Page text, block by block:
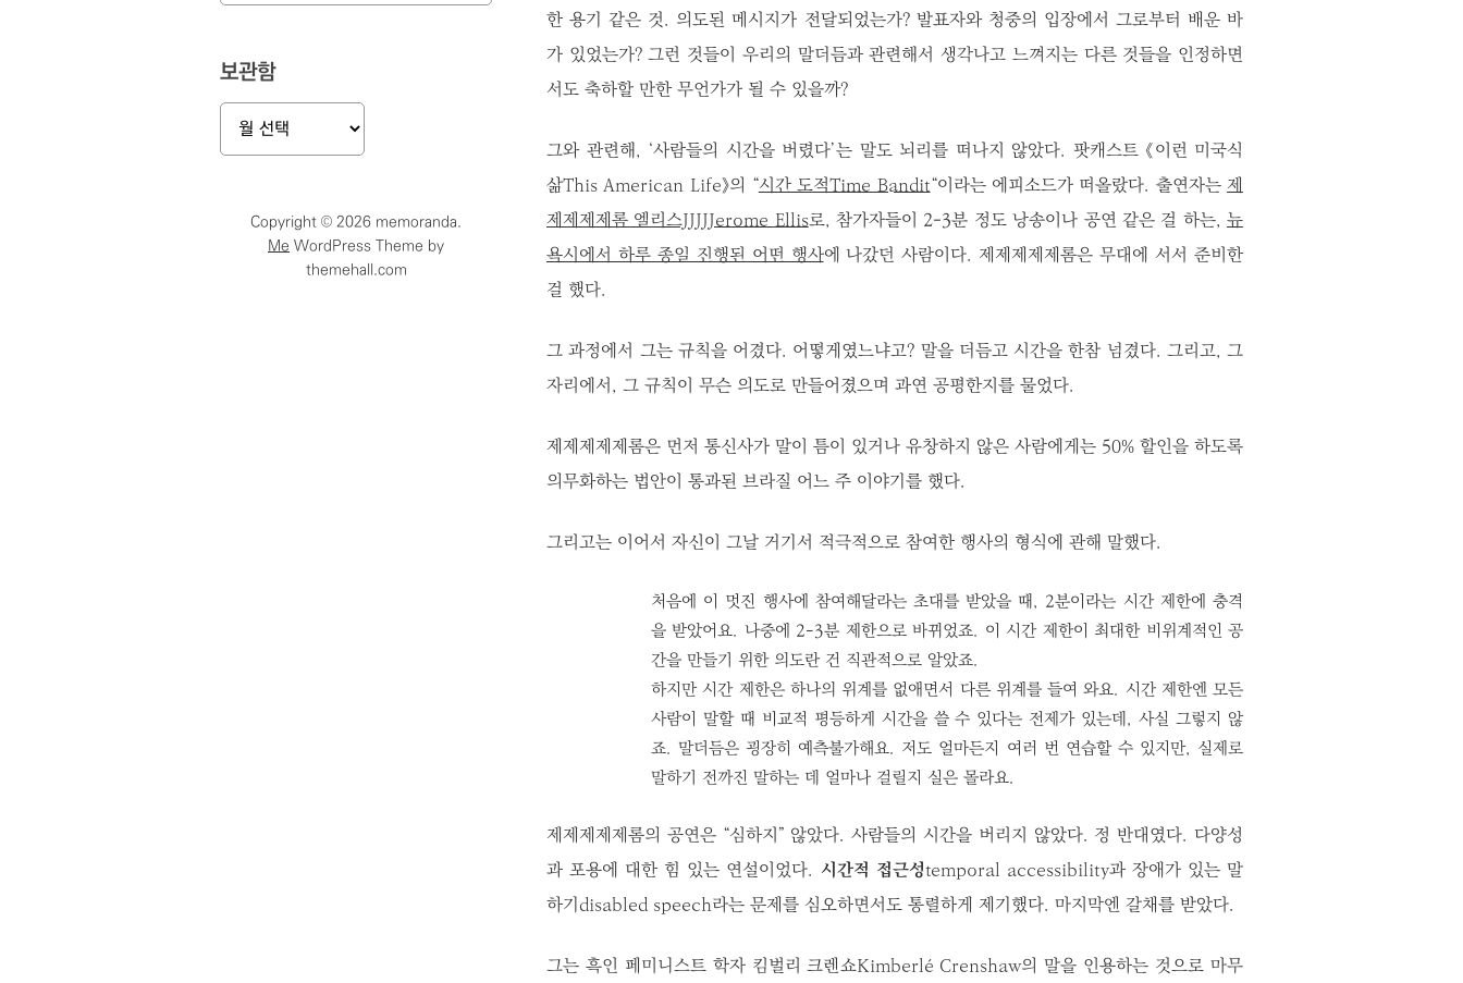
한 용기 같은 것. 의도된 메시지가 전달되었는가? 발표자와 청중의 입장에서 그로부터 배운 바
가 있었는가? 그런 것들이 우리의 말더듬과 관련해서 생각나고 느껴지는 다른 것들을 인정하면
서도 축하할 만한 무언가가 될 수 있을까?
그와 관련해, ‘사람들의 시간을 버렸다’는 말도 뇌리를 떠나지 않았다. 팟캐스트 《이런 미국식
삶This American Life》의 “시간 도적Time Bandit“이라는 에피소드가 떠올랐다. 출연자는제
제제제제롬 엘리스JJJJJerome Ellis로, 참가자들이 2-3분 정도 낭송이나 공연 같은 걸 하는,뉴
욕시에서 하루 종일 진행된 어떤 행사에 나갔던 사람이다. 제제제제제롬은 무대에 서서 준비한
걸 했다.
그 과정에서 그는 규칙을 어겼다. 어떻게였느냐고? 말을 더듬고 시간을 한참 넘겼다. 그리고, 그
자리에서, 그 규칙이 무슨 의도로 만들어졌으며 과연 공평한지를 물었다.
제제제제제롬은 먼저 통신사가 말이 틈이 있거나 유창하지 않은 사람에게는 50% 할인을 하도록
의무화하는 법안이 통과된 브라질 어느 주 이야기를 했다.
그리고는 이어서 자신이 그날 거기서 적극적으로 참여한 행사의 형식에 관해 말했다.
처음에 이 멋진 행사에 참여해달라는 초대를 받았을 때, 2분이라는 시간 제한에 충격
을 받았어요. 나중에 2-3분 제한으로 바뀌었죠. 이 시간 제한이 최대한 비위계적인 공
간을 만들기 위한 의도란 건 직관적으로 알았죠.
하지만 시간 제한은 하나의 위계를 없애면서 다른 위계를 들여 와요. 시간 제한엔 모든
사람이 말할 때 비교적 평등하게 시간을 쓸 수 있다는 전제가 있는데, 사실 그렇지 않
죠. 말더듬은 굉장히 예측불가해요. 저도 얼마든지 여러 번 연습할 수 있지만, 실제로
말하기 전까진 말하는 데 얼마나 걸릴지 실은 몰라요.
제제제제제롬의 공연은 “심하지” 않았다. 사람들의 시간을 버리지 않았다. 정 반대였다. 다양성
과 포용에 대한 힘 있는 연설이었다. 시간적 접근성temporal accessibility과 장애가 있는 말
하기disabled speech라는 문제를 심오하면서도 통렬하게 제기했다. 마지막엔 갈채를 받았다.
그는 흑인 페미니스트 학자 킴벌리 크렌쇼Kimberlé Crenshaw의 말을 인용하는 것으로 마무
보관함
보
Copyright © 2026 memoranda.
MeWordPress Theme by
themehall.com